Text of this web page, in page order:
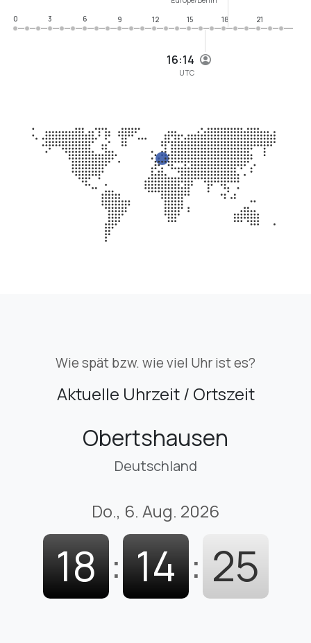
16:14
UTC
0
3 6 9 12 15 18 21
Wie spät bzw. wie viel Uhr ist es?
Aktuelle Uhrzeit / Ortszeit
Obertshausen
Deutschland
Do., 6. Aug. 2026
18 : 14 : 27